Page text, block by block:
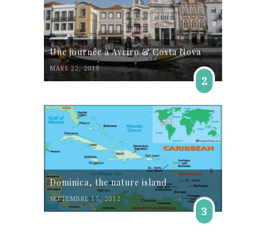
Une journée à Aveiro & Costa Nova
MARS 22, 2019
2
Dominica, the nature island
SEPTEMBRE 15, 2012
3